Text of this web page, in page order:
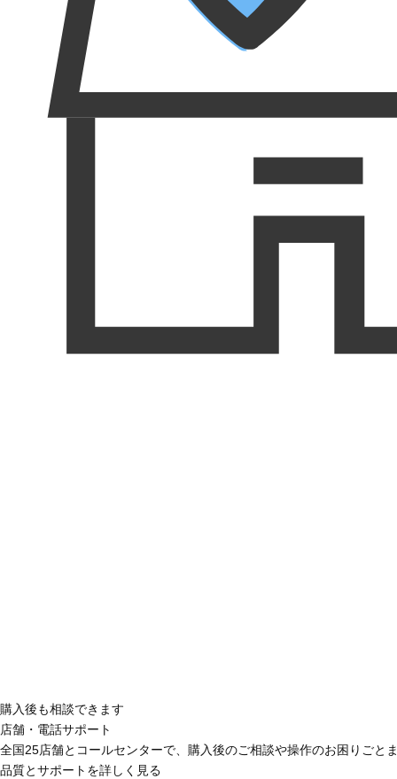
購入後も相談できます
店舗・電話サポート
全国25店舗とコールセンターで、購入後のご相談や操作のお困りごと
品質とサポートを詳しく見る